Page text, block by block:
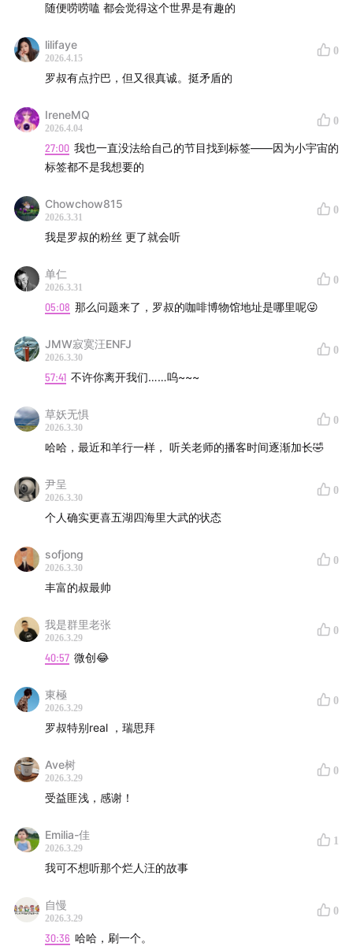
后期 | FirePod莎莎
日程 | 腿哥
片头：念念
/Contact
新浪微博：@燃烧吧罗叔
抖音：燃烧吧罗叔
公众号：头号玩家toGo
合作微信： luoyoucai
们一起聊天～
随便唠唠嗑 都会觉得这个世界是有趣的
lilifaye
2026.4.15
0
罗叔有点拧巴，但又很真诚。挺矛盾的
IreneMQ
2026.4.04
0
27:00 我也一直没法给自己的节目找到标签——因为小宇宙的
标签都不是我想要的
Chowchow815
2026.3.31
0
我是罗叔的粉丝 更了就会听
单仁
2026.3.31
0
05:08 那么问题来了，罗叔的咖啡博物馆地址是哪里呢😜
JMW寂寞汪ENFJ
2026.3.30
0
57:41 不许你离开我们……呜~~~
草妖无惧
2026.3.30
0
哈哈，最近和羊行一样， 听关老师的播客时间逐渐加长🤣
尹呈
2026.3.30
0
个人确实更喜五湖四海里大武的状态
sofjong
2026.3.30
0
丰富的叔最帅
我是群里老张
2026.3.29
0
40:57 微创😂
東極
2026.3.29
0
罗叔特别real ，瑞思拜
Ave树
2026.3.29
0
受益匪浅，感谢！
Emilia-佳
2026.3.29
1
我可不想听那个烂人汪的故事
自慢
2026.3.29
0
30:36 哈哈，刷一个。